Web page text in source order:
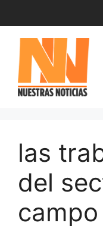
contenido
las
del
campo